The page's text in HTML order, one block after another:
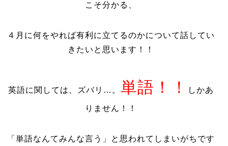
こそ分かる、
４月に何をやれば有利に立てるのかについて話してい
きたいと思います！！
英語に関しては、ズバリ…。単語！！ しかあ
りません！！
「単語なんてみんな言う」と思われてしまいがちです